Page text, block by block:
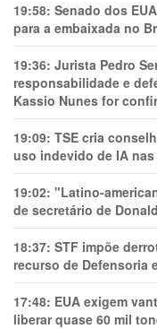
19:58: Senado dos
para a embaixada no
19:36: Jurista Pedro
responsabilidade e
Kassio Nunes for
19:09: TSE cria
uso indevido de IA
19:02: "Latino-
de secretário de
18:37: STF impõe
recurso de Defensoria
17:48: EUA exigem
liberar quase 60 mil